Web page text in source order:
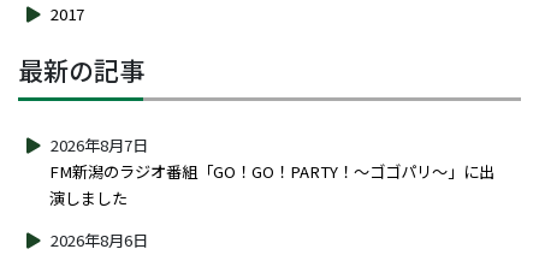
2017
最新の記事
FM新潟のラジオ番組「GO！GO！PARTY！～ゴゴパリ～」に出
演しました
2026年8月7日
2026年8月6日